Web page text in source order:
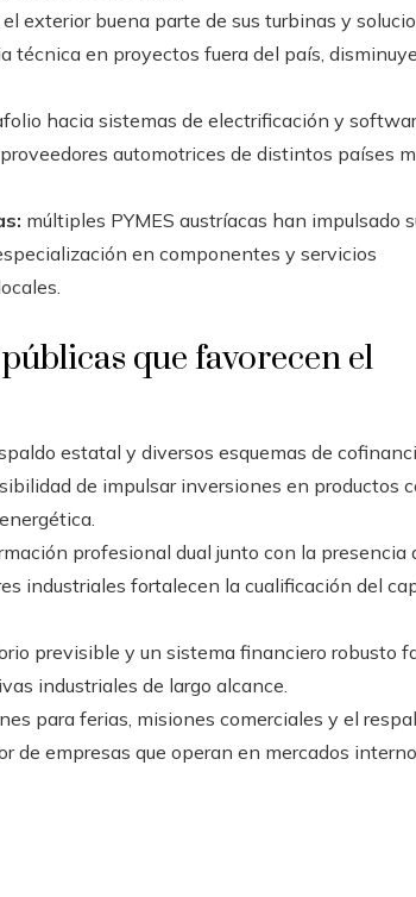
exterior buena parte de sus turbinas y
técnica en proyectos fuera del país,
hacia sistemas de electrificación y
automotrices de distintos países
múltiples PYMES austríacas han impulsado
en componentes y servicios
que favorecen el
estatal y diversos esquemas de
de impulsar inversiones en productos
profesional dual junto con la presencia
industriales fortalecen la cualificación del
previsible y un sistema financiero robusto
industriales de largo alcance.
para ferias, misiones comerciales y el
de empresas que operan en mercados